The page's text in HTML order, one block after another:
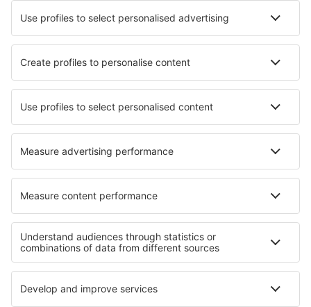
Nejlepší hotely - města
Hotely in Hausen Hotely in Port-Villez
Hotely in Bergwitz Hotely in Leende Hotely in Lipica
Hotely in Devgarh Hotely in Frampol Hotely in Yomra
Nejlepší hotely - regiony
Hotely ve Val di Fassa Hotely in Ischia Hotely v Apulii
Hotely in Lazio Hotely in Umbria
Hotely v Wildschoenau Hotely na Jónských ostrovech
Hotely v Národní rezervace Junín